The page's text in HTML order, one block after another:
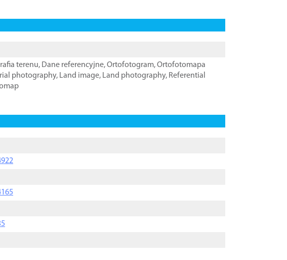
terenu, Dane referencyjne,Ortofotogram,Ortofotomapa
photography, Land image, Land photography, Referential